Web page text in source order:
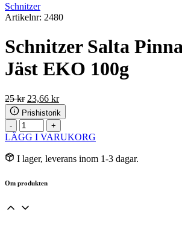
Schnitzer
Artikelnr: 2480
Schnitzer Salta
Jäst EKO 100g
25kr Det
ursprungliga
priset
var:
25 kr.
23,66 krDet
nuvarande
priset
är:
23,66 kr.
Prishistorik
-
Schnitzer
Salta
utan
Jäst
100g
+
LÄGG I VARUKORG
I lager, leverans inom 1-3 dagar.
Om produkten